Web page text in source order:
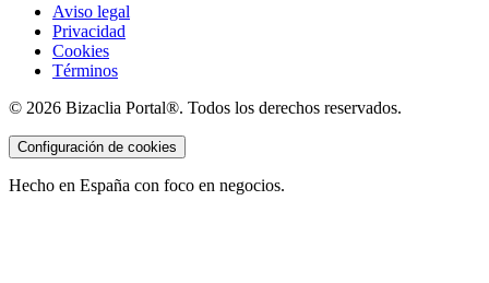
Aviso legal
Privacidad
Cookies
Términos
© 2026 Bizaclia Portal®. Todos los derechos reservados.
Configuración de cookies
Hecho en España con foco en negocios.